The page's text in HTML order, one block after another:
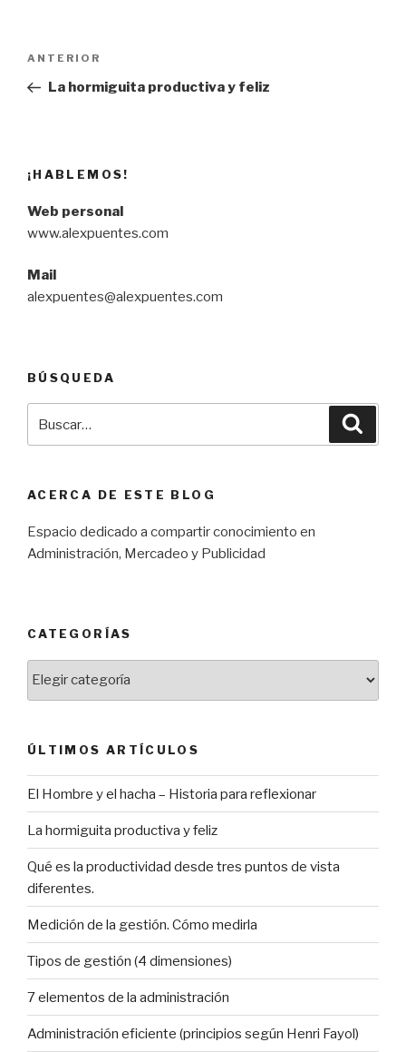
entradas
Entrada
anterior:
ANTERIOR
La hormiguita productiva y feliz
¡HABLEMOS!
Web personal
www.alexpuentes.com
Mail
alexpuentes@alexpuentes.com
BÚSQUEDA
por:
ACERCA DE ESTE BLOG
Espacio dedicado a compartir conocimiento en
Administración, Mercadeo y Publicidad
CATEGORÍAS
ÚLTIMOS ARTÍCULOS
El Hombre y el hacha – Historia para reflexionar
La hormiguita productiva y feliz
Qué es la productividad desde tres puntos de vista
diferentes.
Medición de la gestión. Cómo medirla
Tipos de gestión (4 dimensiones)
7 elementos de la administración
Administración eficiente (principios según Henri Fayol)